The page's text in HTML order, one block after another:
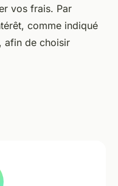
vos frais. Par
comme indiqué
, afin de choisir